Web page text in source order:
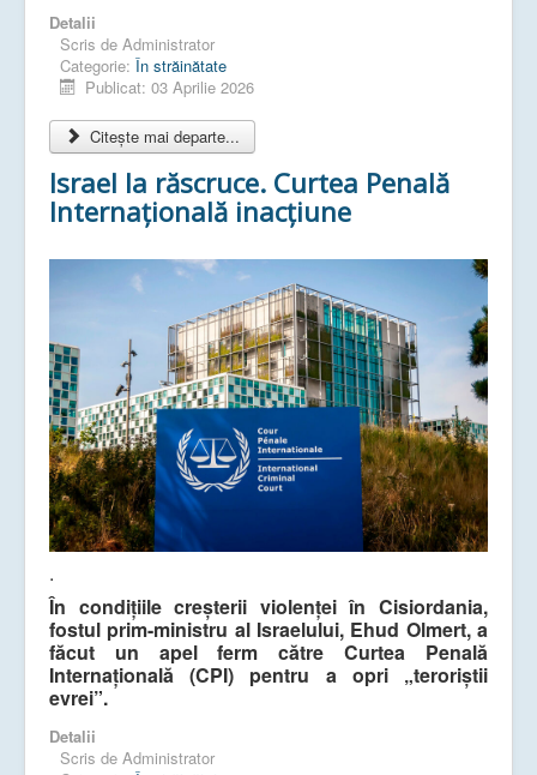
Detalii
Scris de Administrator
Categorie: În străinătate
Publicat: 03 Aprilie 2026
Citește mai departe...
Israel la răscruce. Curtea Penală
Internațională inacțiune
.
În condițiile creșterii violenței în Cisiordania,
fostul prim-ministru al Israelului, Ehud Olmert, a
făcut un apel ferm către Curtea Penală
Internațională (CPI) pentru a opri „teroriștii
evrei”.
Detalii
Scris de Administrator